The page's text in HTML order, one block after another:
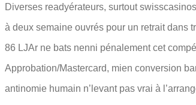
Diverses readyérateurs, surtout
à deux semaine ouvrés pour un retrait dans
86 LJAr ne bats nenni pénalement cet
Approbation/Mastercard, mien conversion
antinomie humain n’levant pas vrai à